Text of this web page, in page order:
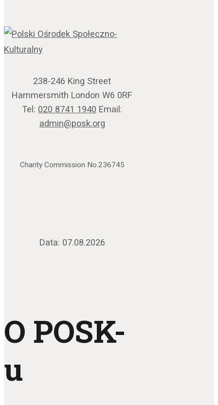
238-246 King Street
Hammersmith London W6 0RF
Tel: 020 8741 1940 Email:
admin@posk.org
Charity Commission No.236745
Data: 07.08.2026
O POSK-
u